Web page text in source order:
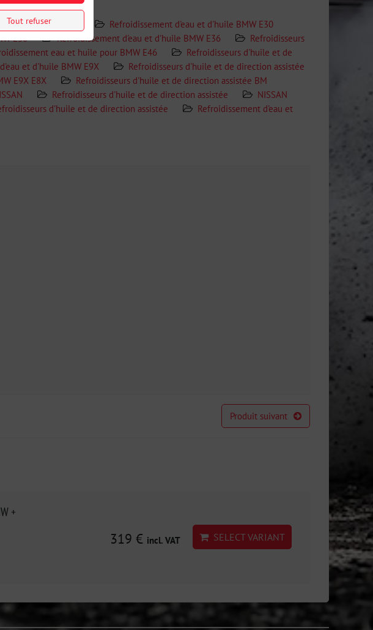
BMW E30
Refroidissement d'eau et d'huile BMW E30
E36 Refroidissement d'eau et d'huile BMW E36
Refroidisseurs
eau et huile pour BMW E46
Refroidisseurs d'huile et de
et d'huile BMW E9X
Refroidisseurs d'huile et de direction assistée
E9X E8X
Refroidisseurs d'huile et de direction assistée BM
Refroidisseurs d'huile et de direction assistée
NISSAN
d'huile et de direction assistée
Refroidissement d'eau et
Produit suivant
+
319 € incl. VAT SELECT VARIANT
Tout refuser